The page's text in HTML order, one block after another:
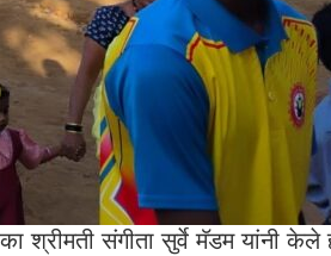
श्रीमती संगीता सुर्वे मॅडम यांनी केले